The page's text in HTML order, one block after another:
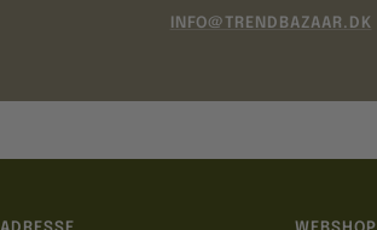
INFO@TRENDBAZAAR.DK